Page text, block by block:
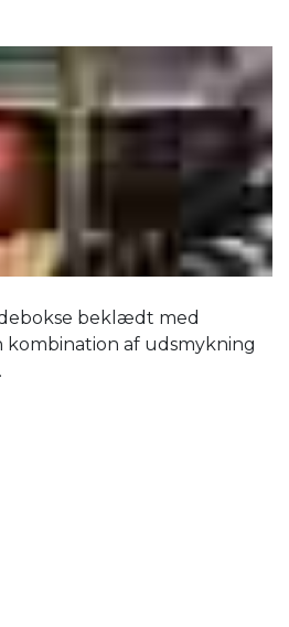
beklædt med
kombination af udsmykning